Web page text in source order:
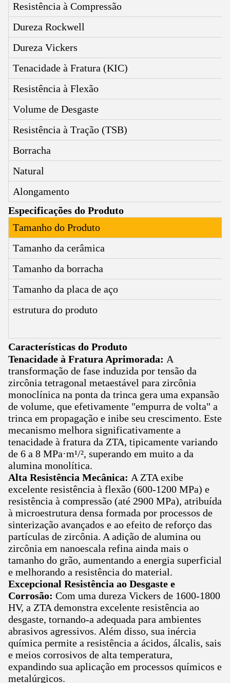
Resistência à Compressão
Dureza Rockwell
Dureza Vickers
Tenacidade à Fratura (KIC)
Resistência à Flexão
Volume de Desgaste
Resistência à Tração (TSB)
Borracha
Natural
Alongamento
Especificações do Produto
Tamanho do Produto
Tamanho da cerâmica
Tamanho da borracha
Tamanho da placa de aço
estrutura do produto
Características do Produto
Tenacidade à Fratura Aprimorada: A
transformação de fase induzida por tensão da
zircônia tetragonal metaestável para zircônia
monoclínica na ponta da trinca gera uma expansão
de volume, que efetivamente "empurra de volta" a
trinca em propagação e inibe seu crescimento. Este
mecanismo melhora significativamente a
tenacidade à fratura da ZTA, tipicamente variando
de 6 a 8 MPa·m¹/², superando em muito a da
alumina monolítica.
Alta Resistência Mecânica: A ZTA exibe
excelente resistência à flexão (600-1200 MPa) e
resistência à compressão (até 2900 MPa), atribuída
à microestrutura densa formada por processos de
sinterização avançados e ao efeito de reforço das
partículas de zircônia. A adição de alumina ou
zircônia em nanoescala refina ainda mais o
tamanho do grão, aumentando a energia superficial
e melhorando a resistência do material.
Excepcional Resistência ao Desgaste e
Corrosão: Com uma dureza Vickers de 1600-1800
HV, a ZTA demonstra excelente resistência ao
desgaste, tornando-a adequada para ambientes
abrasivos agressivos. Além disso, sua inércia
química permite a resistência a ácidos, álcalis, sais
e meios corrosivos de alta temperatura,
expandindo sua aplicação em processos químicos e
metalúrgicos.